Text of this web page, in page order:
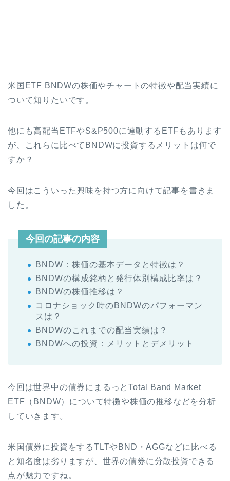
米国ETF BNDWの株価やチャートの特徴や配当実績に
ついて知りたいです。
他にも高配当ETFやS&P500に連動するETFもあります
が、これらに比べてBNDWに投資するメリットは何で
すか？
今回はこういった興味を持つ方に向けて記事を書きま
した。
今回の記事の内容
BNDW：株価の基本データと特徴は？
BNDWの構成銘柄と発行体別構成比率は？
BNDWの株価推移は？
コロナショック時のBNDWのパフォーマン
スは？
BNDWのこれまでの配当実績は？
BNDWへの投資：メリットとデメリット
今回は世界中の債券にまるっとTotal Band Market
ETF（BNDW）について特徴や株価の推移などを分析
していきます。
米国債券に投資をするTLTやBND・AGGなどに比べる
と知名度は劣りますが、世界の債券に分散投資できる
点が魅力ですね。